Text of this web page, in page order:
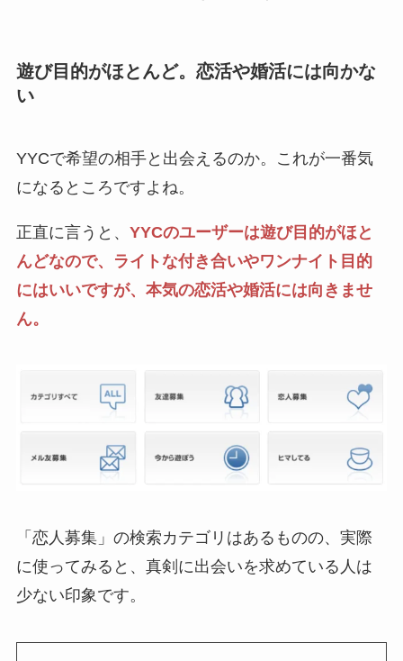
遊び目的がほとんど。恋活や婚活には向かな
い
YYCで希望の相手と出会えるのか。これが一番気
になるところですよね。
正直に言うと、 YYCのユーザーは遊び目的がほと
んどなので、ライトな付き合いやワンナイト目的
にはいいですが、本気の恋活や婚活には向きませ
ん。
「恋人募集」の検索カテゴリはあるものの、実際
に使ってみると、真剣に出会いを求めている人は
少ない印象です。